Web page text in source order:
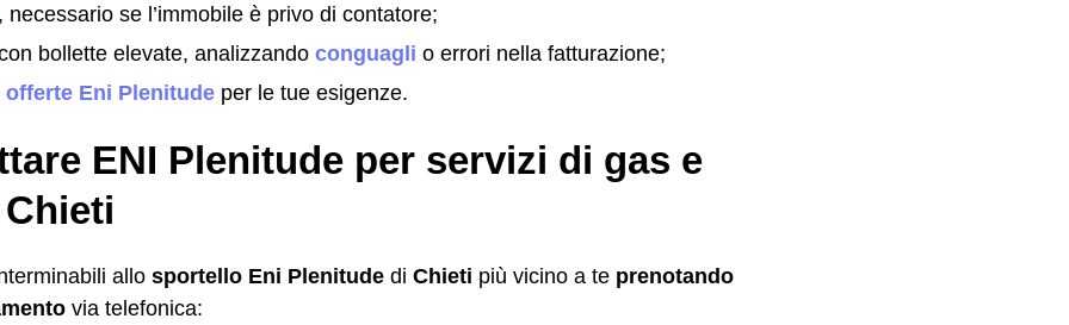
, necessario se l’immobile è privo di contatore;
bollette elevate, analizzando conguagli o errori nella fatturazione;
offerte Eni Plenitude per le tue esigenze.
ENI Plenitude per servizi di gas e
allo sportello Eni Plenitude di Chieti più vicino a te prenotando
via telefonica: